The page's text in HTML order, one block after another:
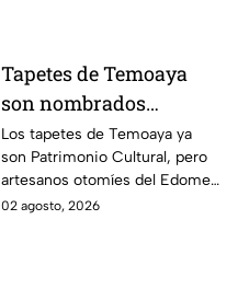
Tapetes de Temoaya
son nombrados
Patrimonio Cultural,
pero una crisis
amenaza con apagar
sus telares
Los tapetes de Temoaya ya
son Patrimonio Cultural, pero
artesanos otomíes del Edomex
enfrentan falta de lana que
02 agosto, 2026